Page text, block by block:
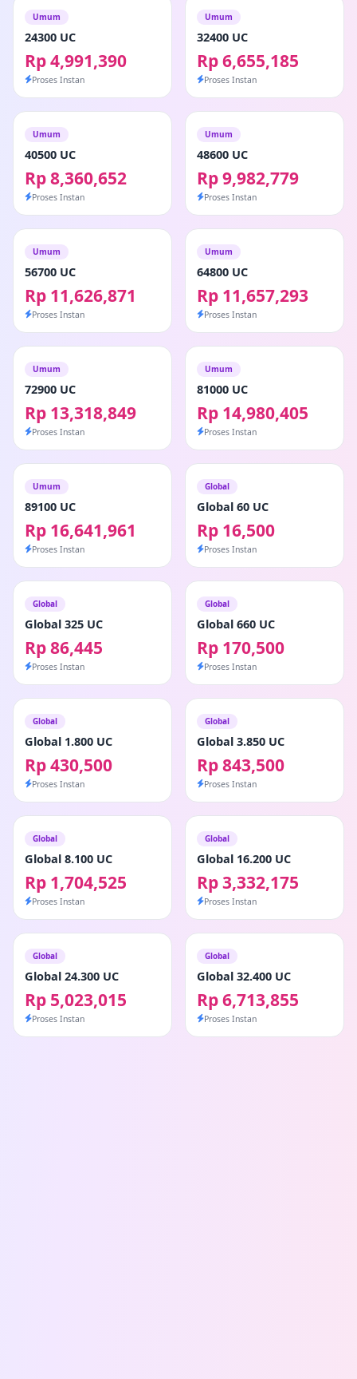
Umum
24300 UC
Rp 4,991,390
Proses Instan
Umum
32400 UC
Rp 6,655,185
Proses Instan
Umum
40500 UC
Rp 8,360,652
Proses Instan
Umum
48600 UC
Rp 9,982,779
Proses Instan
Umum
56700 UC
Rp 11,626,871
Proses Instan
Umum
64800 UC
Rp 11,657,293
Proses Instan
Umum
72900 UC
Rp 13,318,849
Proses Instan
Umum
81000 UC
Rp 14,980,405
Proses Instan
Umum
89100 UC
Rp 16,641,961
Proses Instan
Global
Global 60 UC
Rp 16,500
Proses Instan
Global
Global 325 UC
Rp 86,445
Proses Instan
Global
Global 660 UC
Rp 170,500
Proses Instan
Global
Global 1.800 UC
Rp 430,500
Proses Instan
Global
Global 3.850 UC
Rp 843,500
Proses Instan
Global
Global 8.100 UC
Rp 1,704,525
Proses Instan
Global
Global 16.200 UC
Rp 3,332,175
Proses Instan
Global
Global 24.300 UC
Rp 5,023,015
Proses Instan
Global
Global 32.400 UC
Rp 6,713,855
Proses Instan